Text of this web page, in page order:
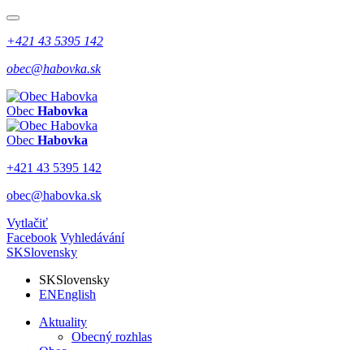
+421 43 5395 142
obec@habovka.sk
Obec Habovka
Obec Habovka
+421 43 5395 142
obec@habovka.sk
Vytlačiť
Facebook Vyhledávání
SKSlovensky
SKSlovensky
ENEnglish
Aktuality
Obecný rozhlas